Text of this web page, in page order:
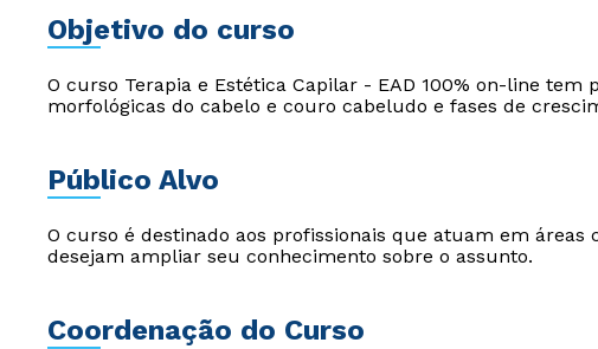
Objetivo do curso
O curso Terapia e Estética Capilar - EAD 100% on-line
morfológicas do cabelo e couro cabeludo e fases de
Público Alvo
O curso é destinado aos profissionais que atuam em áreas
desejam ampliar seu conhecimento sobre o assunto.
Coordenação do Curso